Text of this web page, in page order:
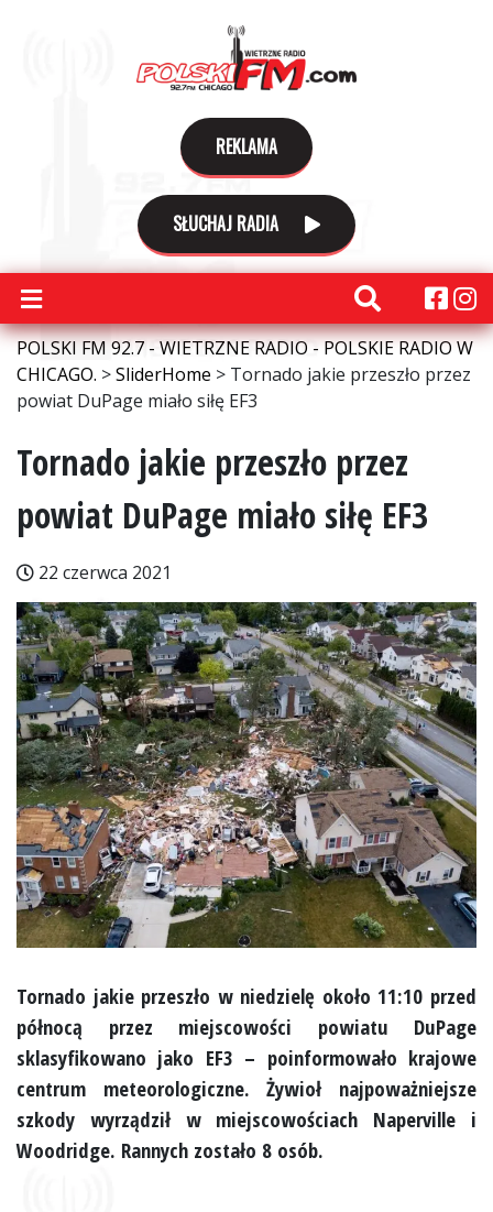
REKLAMA
SŁUCHAJ RADIA
POLSKI FM 92.7 - WIETRZNE RADIO - POLSKIE RADIO W
CHICAGO. >SliderHome > Tornado jakie przeszło przez
powiat DuPage miało siłę EF3
Tornado jakie przeszło przez
powiat DuPage miało siłę EF3
22 czerwca 2021
Tornado jakie przeszło w niedzielę około 11:10 przed
północą przez miejscowości powiatu DuPage
sklasyfikowano jako EF3 – poinformowało krajowe
centrum meteorologiczne. Żywioł najpoważniejsze
szkody wyrządził w miejscowościach Naperville i
Woodridge. Rannych zostało 8 osób.